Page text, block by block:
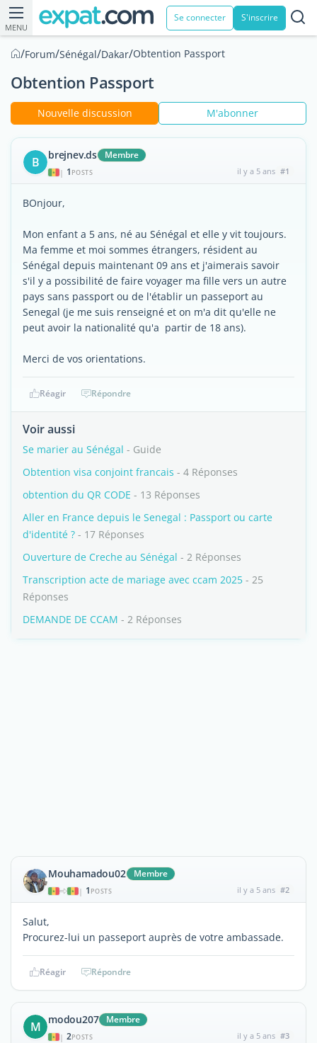
MENU
Se connecter S'inscrire
/Forum/Sénégal/Dakar/Obtention Passport
Obtention Passport
Nouvelle discussion M'abonner
B brejnev.ds Membre
| 1 POSTS il y a 5 ans #1
BOnjour,
Mon enfant a 5 ans, né au Sénégal et elle y vit toujours.
Ma femme et moi sommes étrangers, résident au
Sénégal depuis maintenant 09 ans et j'aimerais savoir
s'il y a possibilité de faire voyager ma fille vers un autre
pays sans passport ou de l'établir un passeport au
Senegal (je me suis renseigné et on m'a dit qu'elle ne
peut avoir la nationalité qu'a partir de 18 ans).
Merci de vos orientations.
Réagir Répondre
Voir aussi
Se marier au Sénégal - Guide
Obtention visa conjoint francais - 4 Réponses
obtention du QR CODE - 13 Réponses
Aller en France depuis le Senegal : Passport ou carte
d'identité ? - 17 Réponses
Ouverture de Creche au Sénégal - 2 Réponses
Transcription acte de mariage avec ccam 2025 - 25
Réponses
DEMANDE DE CCAM - 2 Réponses
Mouhamadou02 Membre
| 1 POSTS il y a 5 ans #2
Salut,
Procurez-lui un passeport auprès de votre ambassade.
Réagir Répondre
M modou207 Membre
| 2POSTS il y a 5 ans #3